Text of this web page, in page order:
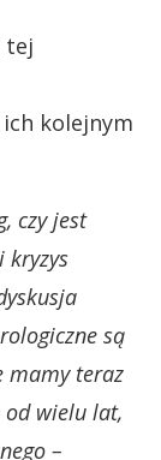
tej
kolejnym
czy jest
kryzys
są
mamy teraz
wielu lat,
–